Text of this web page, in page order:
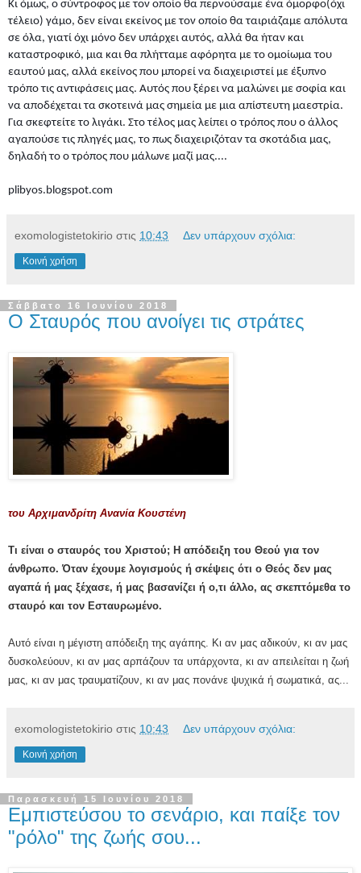
Κι όμως, ο σύντροφος με τον οποίο θα περνούσαμε ένα όμορφο(όχι
τέλειο) γάμο, δεν είναι εκείνος με τον οποίο θα ταιριάζαμε απόλυτα
σε όλα, γιατί όχι μόνο δεν υπάρχει αυτός, αλλά θα ήταν και
καταστροφικό, μια και θα πλήτταμε αφόρητα με το ομοίωμα του
εαυτού μας, αλλά εκείνος που μπορεί να διαχειριστεί με έξυπνο
τρόπο τις αντιφάσεις μας. Αυτός που ξέρει να μαλώνει με σοφία και
να αποδέχεται τα σκοτεινά μας σημεία με μια απίστευτη μαεστρία.
Για σκεφτείτε το λιγάκι. Στο τέλος μας λείπει ο τρόπος που ο άλλος
αγαπούσε τις πληγές μας, το πως διαχειριζόταν τα σκοτάδια μας,
δηλαδή το ο τρόπος που μάλωνε μαζί μας....
plibyos.blogspot.com
exomologistetokirio στις 10:43 Δεν υπάρχουν σχόλια:
Κοινή χρήση
Σάββατο 16 Ιουνίου 2018
Ο Σταυρός που ανοίγει τις στράτες
του Αρχιμανδρίτη Ανανία Κουστένη
Τι είναι ο σταυρός του Χριστού; Η απόδειξη του Θεού για τον
άνθρωπο. Όταν έχουμε λογισμούς ή σκέψεις ότι ο Θεός δεν μας
αγαπά ή μας ξέχασε, ή μας βασανίζει ή ο,τι άλλο, ας σκεπτόμεθα το
σταυρό και τον Εσταυρωμένο.
Αυτό είναι η μέγιστη απόδειξη της αγάπης. Κι αν μας αδικούν, κι αν μας
δυσκολεύουν, κι αν μας αρπάζουν τα υπάρχοντα, κι αν απειλείται η ζωή
μας, κι αν μας τραυματίζουν, κι αν μας πονάνε ψυχικά ή σωματικά, ας...
exomologistetokirio στις 10:43 Δεν υπάρχουν σχόλια:
Κοινή χρήση
Παρασκευή 15 Ιουνίου 2018
Εμπιστεύσου το σενάριο, και παίξε τον
"ρόλο" της ζωής σου...